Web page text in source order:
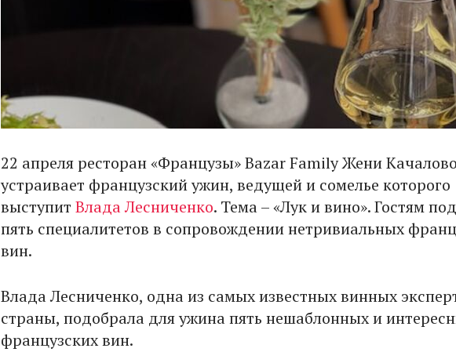
22 апреля ресторан «Французы» Bazar Family Жени
устраивает французский ужин, ведущей и сомелье которого
выступит Влада Лесниченко. Тема – «Лук и вино». Гостям
пять специалитетов в сопровождении нетривиальных
вин.
Влада Лесниченко, одна из самых известных винных
страны, подобрала для ужина пять нешаблонных и
французских вин.